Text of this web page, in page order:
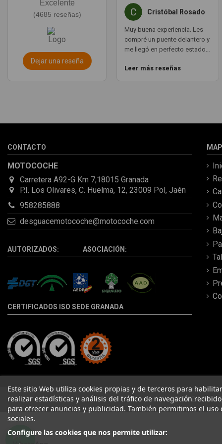
Excelente
(4685 reseñas)
Dejar una reseña
Cristóbal Rosado
Muy buena experiencia. Les
compré un puente delantero y
me llegó en perfecto estado,
comunicación por WhatsApp
Leer más reseñas
CONTACTO
MOTOCOCHE
Carretera A92-G Km 7,18015 Granada
P.I. Los Olivares, C. Huelma, 12, 23009 Pol, Jaén
958285888
desguacemotocoche@motocoche.com
AUTORIZADOS: ASOCIACIÓN:
CERTIFICADOS ISO SEDE GRANADA
Este sitio Web utiliza cookies propias y de terceros para
realizar estadísticas y análisis del tráfico de navegación
para ofrecer anuncios y publicidad. También permitimos el
sociales.
Configure las cookies que nos permite utilizar:
© 2024